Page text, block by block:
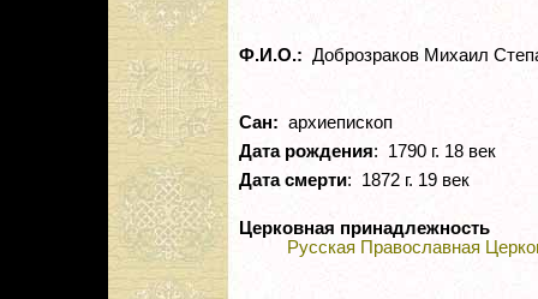
Ф.И.О.: Доброзраков Михаил
Сан: архиепископ
Дата рождения: 1790 г. 18 век
Дата смерти: 1872 г. 19 век
Церковная принадлежность
Русская Православная